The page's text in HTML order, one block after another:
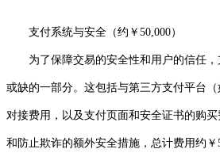
支付系统与安全（约￥50,000）
为了保障交易的安全性和用户的信任，
或缺的一部分。这包括与第三方支付平台
对接费用，以及支付页面和安全证书的购
和防止欺诈的额外安全措施，总计费用约￥